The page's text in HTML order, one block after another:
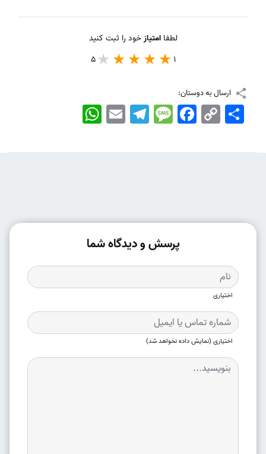
لطفاامتیازخود را ثبت کنید
1
5
ارسال به دوستان:
WhatsApp EmailTelegramMessageFacebook Copy
Link
اشتراک
پرسش و دیدگاه شما
اختیاری
اختیاری (نمایش داده نخواهد شد)